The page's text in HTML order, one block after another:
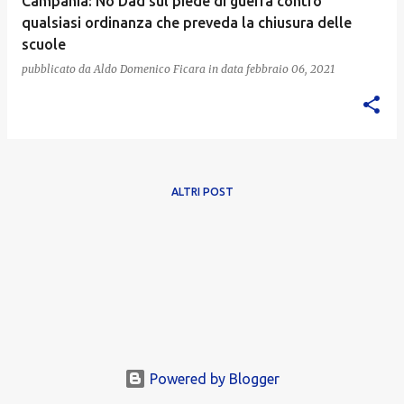
qualsiasi ordinanza che preveda la chiusura delle
scuole
pubblicato da Aldo Domenico Ficara in data febbraio 06, 2021
ALTRI POST
Powered by Blogger